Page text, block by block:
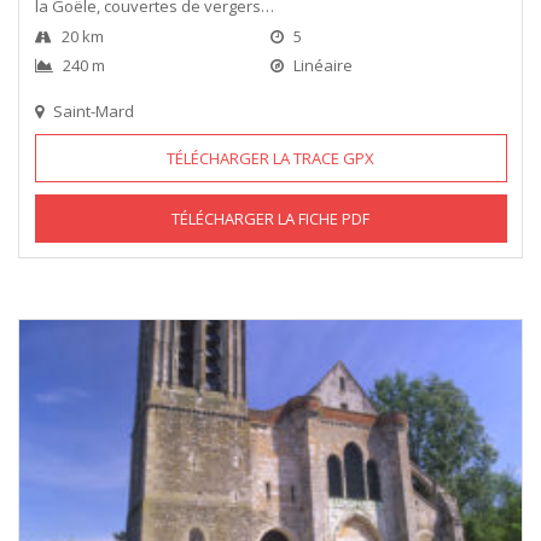
la Goële, couvertes de vergers…
20 km
5
240 m
Linéaire
Saint-Mard
TÉLÉCHARGER LA TRACE GPX
TÉLÉCHARGER LA FICHE PDF